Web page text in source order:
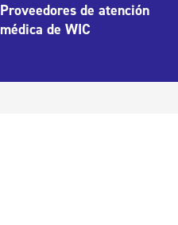
Proveedores de atención
médica de WIC